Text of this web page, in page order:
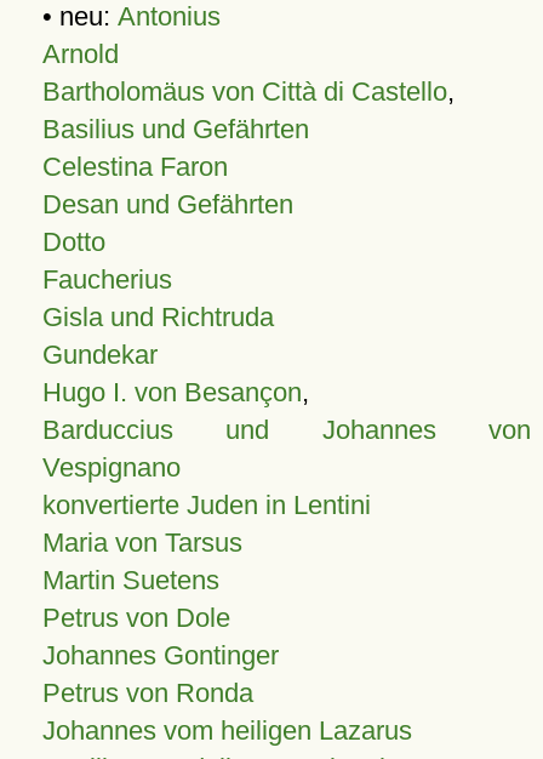
• neu: Antonius
Arnold
Bartholomäus von Città di Castello,
Basilius und Gefährten
Celestina Faron
Desan und Gefährten
Dotto
Faucherius
Gisla und Richtruda
Gundekar
Hugo I. von Besançon,
Barduccius und Johannes von
Vespignano
konvertierte Juden in Lentini
Maria von Tarsus
Martin Suetens
Petrus von Dole
Johannes Gontinger
Petrus von Ronda
Johannes vom heiligen Lazarus